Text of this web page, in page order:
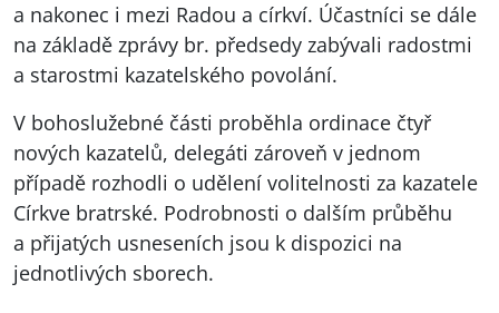
a nakonec i mezi Radou a církví. Účastníci se dále
na základě zprávy br. předsedy zabývali radostmi
a starostmi kazatelského povolání.
V bohoslužebné části proběhla ordinace čtyř
nových kazatelů, delegáti zároveň v jednom
případě rozhodli o udělení volitelnosti za kazatele
Církve bratrské. Podrobnosti o dalším průběhu
a přijatých usneseních jsou k dispozici na
jednotlivých sborech.